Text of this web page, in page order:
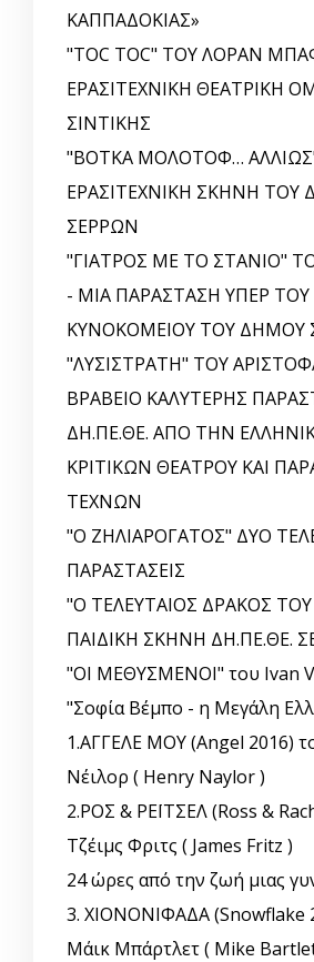
ΚΑΠΠΑΔΟΚΙΑΣ»
"TOC TOC" ΤΟΥ ΛΟΡΑΝ
ΕΡΑΣΙΤΕΧΝΙΚΗ ΘΕΑΤΡΙΚΗ
ΣΙΝΤΙΚΗΣ
"ΒΟΤΚΑ ΜΟΛΟΤΟΦ…
ΕΡΑΣΙΤΕΧΝΙΚΗ ΣΚΗΝΗ ΤΟΥ
ΣΕΡΡΩΝ
"ΓΙΑΤΡΟΣ ΜΕ ΤΟ ΣΤΑΝΙΟ"
- ΜΙΑ ΠΑΡΑΣΤΑΣΗ ΥΠΕΡ ΤΟΥ
ΚΥΝΟΚΟΜΕΙΟΥ ΤΟΥ ΔΗΜΟΥ
"ΛΥΣΙΣΤΡΑΤΗ" ΤΟΥ
ΒΡΑΒΕΙΟ ΚΑΛΥΤΕΡΗΣ
ΔΗ.ΠΕ.ΘΕ. ΑΠΟ ΤΗΝ
ΚΡΙΤΙΚΩΝ ΘΕΑΤΡΟΥ ΚΑΙ
ΤΕΧΝΩΝ
"Ο ΖΗΛΙΑΡΟΓΑΤΟΣ" ΔΥΟ
ΠΑΡΑΣΤΑΣΕΙΣ
"Ο ΤΕΛΕΥΤΑΙΟΣ ΔΡΑΚΟΣ
ΠΑΙΔΙΚΗ ΣΚΗΝΗ ΔΗ.ΠΕ.ΘΕ.
"ΟΙ ΜΕΘΥΣΜΕΝΟΙ" του Ivan
"Σοφία Βέμπο - η Μεγάλη
1.ΑΓΓΕΛΕ ΜΟΥ (Angel 2016)
Νέιλορ ( Henry Naylor )
2.ΡΟΣ & ΡΕΪΤΣΕΛ (Ross &
Τζέιμς Φριτς ( James Fritz )
24 ώρες από την ζωή μιας
3. ΧΙΟΝΟΝΙΦΑΔΑ (Snowflake
Μάικ Μπάρτλετ ( Mike